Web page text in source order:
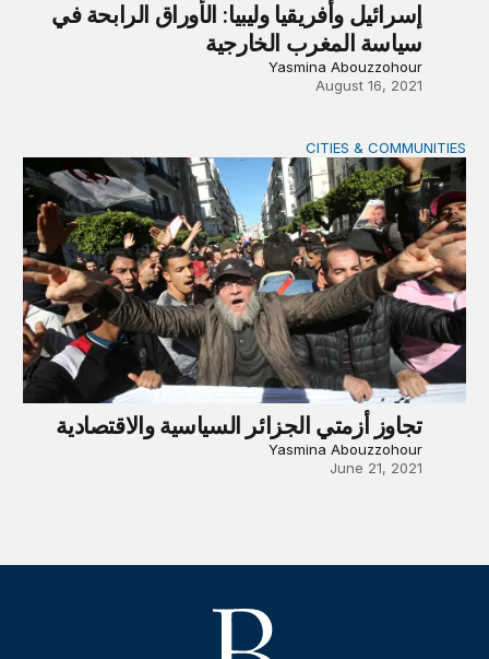
إسرائيل وأفريقيا وليبيا: الأوراق الرابحة في
سياسة المغرب الخارجية
Yasmina Abouzzohour
August 16, 2021
تجاوز أزمتي الجزائر السياسية والاقتصادية
CITIES & COMMUNITIES
تجاوز أزمتي الجزائر السياسية والاقتصادية
Yasmina Abouzzohour
June 21, 2021